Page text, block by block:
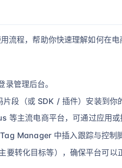
流程，帮助你快速理解如何在
管理后台。
段（或 SDK / 插件）安装到你
主流电商平台，可通过应用或
Manager 中插入跟踪与控制
要转化目标等），确保平台可以